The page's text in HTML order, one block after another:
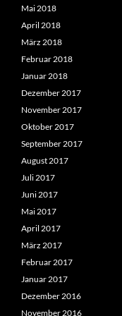
Mai 2018
April 2018
März 2018
Februar 2018
Januar 2018
Dezember 2017
November 2017
Oktober 2017
September 2017
August 2017
Juli 2017
Juni 2017
Mai 2017
April 2017
März 2017
Februar 2017
Januar 2017
Dezember 2016
November 2016